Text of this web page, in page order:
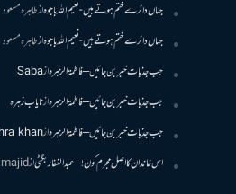
جہاں دائرے ختم ہوتے ہیں- نعیم اللہ باجوہازطاہرہ مسعود
جہاں دائرے ختم ہوتے ہیں- نعیم اللہ باجوہازطاہرہ مسعود
جب جذبات خبر بن جائیں – فاطمۃالزہرہازSaba
جب جذبات خبر بن جائیں – فاطمۃالزہرہازنایاب زہرہ
جب جذبات خبر بن جائیں – فاطمۃالزہرہازkhan
اس خاندان کا اصل مجرم کون! – عبدالغفار بگٹیاز